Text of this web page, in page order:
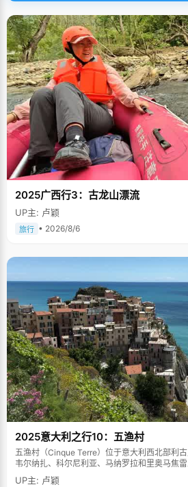
2025广西行3：古龙山漂流
UP主: 卢颖
旅行 • 2026/8/6
2025意大利之行10：五渔村
五渔村（Cinque Terre）位于意大利西北部利古
韦尔纳扎、科尔尼利亚、马纳罗拉和里奥马焦
山傍海，房屋色彩斑斓，1997年被列为世界文化
UP主: 卢颖